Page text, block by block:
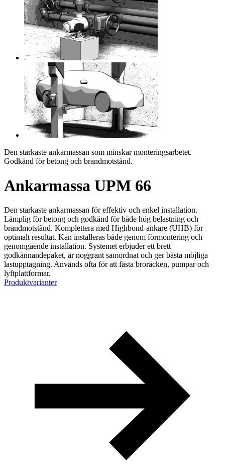
Den starkaste ankarmassan som minskar monteringsarbetet.
Godkänd för betong och brandmotstånd.
Ankarmassa UPM 66
Den starkaste ankarmassan för effektiv och enkel installation.
Lämplig för betong och godkänd för både hög belastning och
brandmotstånd. Komplettera med Highbond-ankare (UHB) för
optimalt resultat. Kan installeras både genom förmontering och
genomgående installation. Systemet erbjuder ett brett
godkännandepaket, är noggrant samordnat och ger bästa möjliga
lastupptagning. Används ofta för att fästa broräcken, pumpar och
lyftplattformar.
Produktvarianter